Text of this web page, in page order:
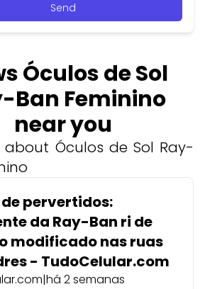
Send
Óculos de Sol
Ban Feminino
near you
about Óculos de Sol Ray-
pervertidos:
da Ray-Ban ri de
modificado nas ruas
- TudoCelular.com
|há 2 semanas